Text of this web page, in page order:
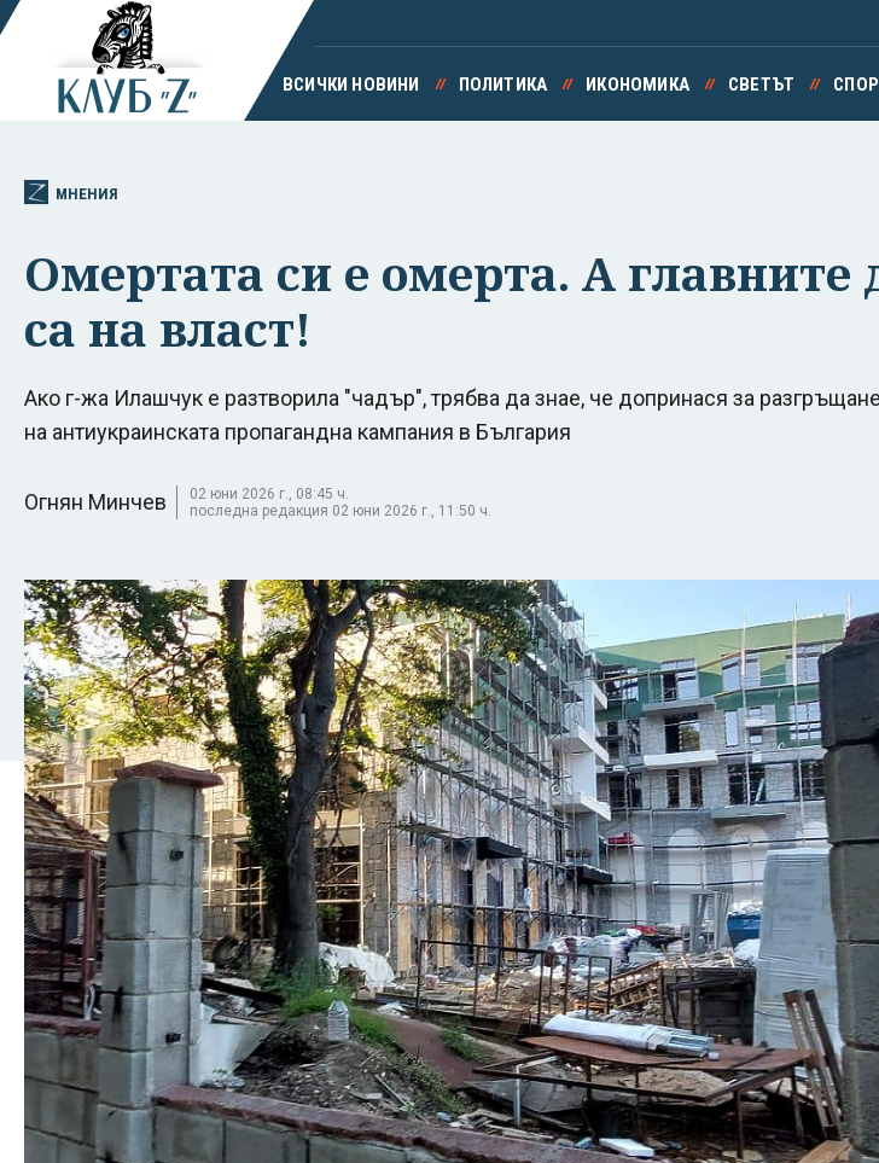
ВСИЧКИ НОВИНИ ПОЛИТИКА ИКОНОМИКА СВЕТЪТ
МНЕНИЯ
Омертата си е омерта. А
са на власт!
Ако г-жа Илашчук е разтворила "чадър", трябва да знае, че допринася за
на антиукраинската пропагандна кампания в България
Огнян Минчев
02 юни 2026 г., 08:45 ч.
последна редакция 02 юни 2026 г., 11:50 ч.